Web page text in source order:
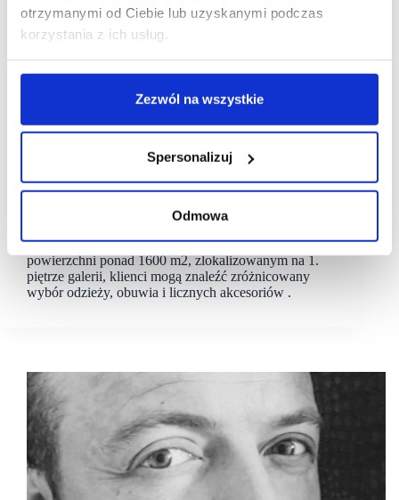
otrzymanymi od Ciebie lub uzyskanymi podczas
korzystania z ich usług.
Zezwól na wszystkie
Spersonalizuj
Odmowa
HalfPrice debiutuje w Lublin Plaza. Nowy najemca
Grupy CCC o HalfPrice. W przestronnym salonie o
powierzchni ponad 1600 m2, zlokalizowanym na 1.
piętrze galerii, klienci mogą znaleźć zróżnicowany
wybór odzieży, obuwia i licznych akcesoriów .